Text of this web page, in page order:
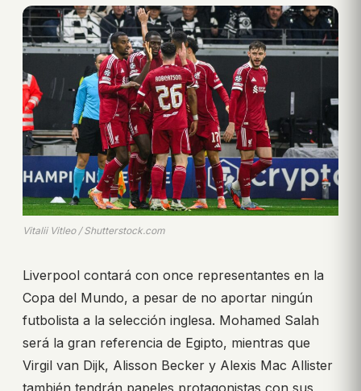
Vitalii Vitleo / Shutterstock.com
Liverpool contará con once representantes en la
Copa del Mundo, a pesar de no aportar ningún
futbolista a la selección inglesa. Mohamed Salah
será la gran referencia de Egipto, mientras que
Virgil van Dijk, Alisson Becker y Alexis Mac Allister
también tendrán papeles protagonistas con sus